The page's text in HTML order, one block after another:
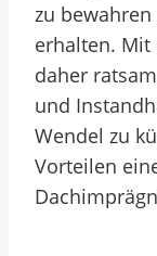
zu
erhalten. Mit
daher
und
Wendel zu
Vorteilen